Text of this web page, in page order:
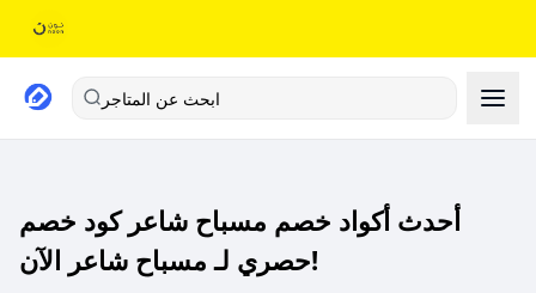
ابحث عن المتاجر
أحدث أكواد خصم مسباح شاعر كود خصم
حصري لـ مسباح شاعر الآن!